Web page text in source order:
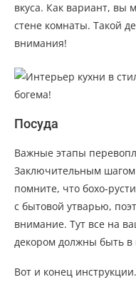
вкуса. Как вариант, вы
стене комнаты. Такой
внимания!
Посуда
Важные этапы
Заключительным
помните, что бохо-
с бытовой утварью,
внимание. Тут все на
декором должны быть в
Вот и конец